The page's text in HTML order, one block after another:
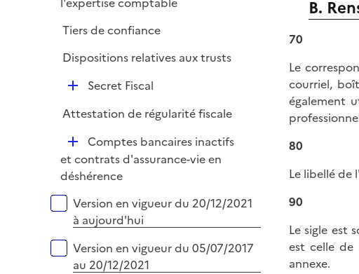
l
i
e
Tiers de confiance
Dispositions relatives aux trusts
D
p
e
r
Secret Fiscal
Attestation de régularité fiscale
D
é
p
i
e
r
Comptes bancaires inactifs
et contrats d'assurance-vie en
déshérence
Versions sur la période
Version en vigueur du 20/12/2021
à aujourd'hui
Version en vigueur du 05/07/2017
au 20/12/2021
B.
70
Le
courriel,
également
80
Le libellé de
90
Le sigle est
est celle de
annexe.